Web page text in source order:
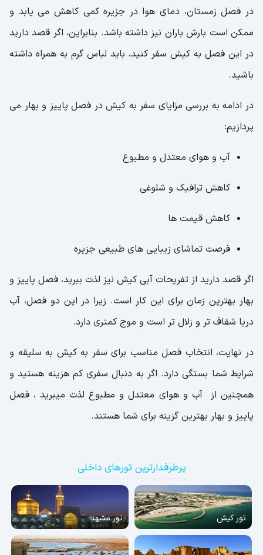
در فصل زمستان، دمای هوا در جزیره کمی کاهش می یابد و
ممکن است بارش باران نیز داشته باشد. بنابراین، اگر قصد دارید
در این فصل به کیش سفر کنید، باید لباس گرم به همراه داشته
باشید.
در ادامه به بررسی مزایای سفر به کیش در فصل پاییز و بهار می
پردازیم:
آب و هوای معتدل و مطبوع
کاهش ترافیک و شلوغی
کاهش قیمت ها
فرصت تماشای زیبایی های طبیعی جزیره
اگر قصد دارید از تفریحات آبی کیش نیز لذت ببرید، فصل پاییز و
بهار بهترین زمان برای این کار است. زیرا در این دو فصل، آب
دریا شفاف تر و زلال تر است و موج کمتری دارد.
در نهایت، انتخاب فصل مناسب برای سفر به کیش به سلیقه و
شرایط شما بستگی دارد. اگر به دنبال سفری کم هزینه هستید و
همچنین از آب و هوای معتدل و مطبوع لذت میبرید ، فصل
پاییز و بهار بهترین گزینه برای شما هستند.
پرطرفدارترین تورهای داخلی
تور کیش تور مشهد